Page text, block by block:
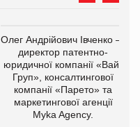
Олег Андрійович Івченко —
директор патентно-
юридичної компанії «Вайз
Груп», консалтингової
компанії «Парето» та
маркетингової агенції
Myka Agency.